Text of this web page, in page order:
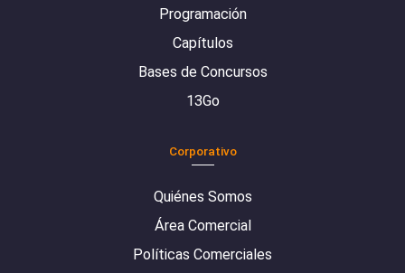
Programación
Capítulos
Bases de Concursos
13Go
Corporativo
Quiénes Somos
Área Comercial
Políticas Comerciales